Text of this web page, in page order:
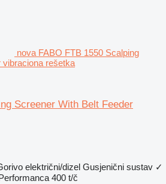
nova FABO FTB 1550 Scalping
vibraciona rešetka
Screener With Belt Feeder
električni/dizel Gusjenični sustav ✓
400 t/č